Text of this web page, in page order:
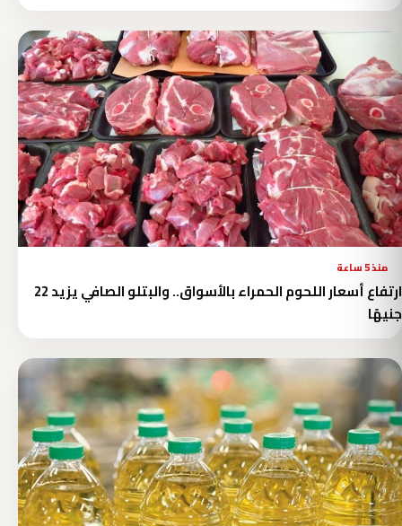
منذ 5 ساعة
ارتفاع أسعار اللحوم الحمراء بالأسواق.. والبتلو الصافي يزيد 22
جنيهًا